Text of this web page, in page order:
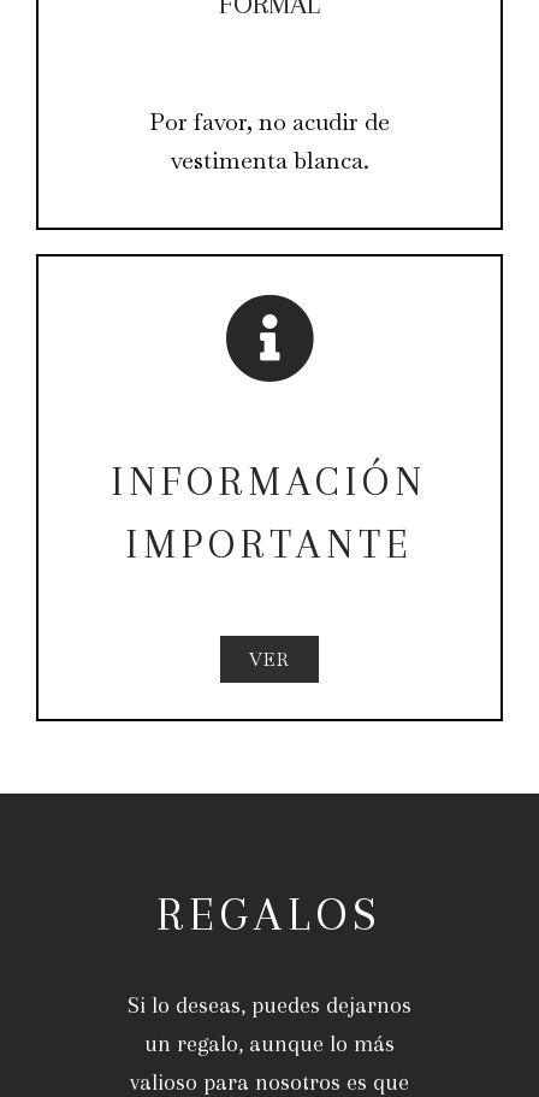
Por favor, no acudir de
vestimenta blanca.
INFORMACIÓN
IMPORTANTE
VER
REGALOS
Si lo deseas, puedes dejarnos
un regalo, aunque lo más
valioso para nosotros es que